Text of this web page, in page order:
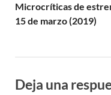
Microcríticas de
15 de marzo (2019)
Deja una